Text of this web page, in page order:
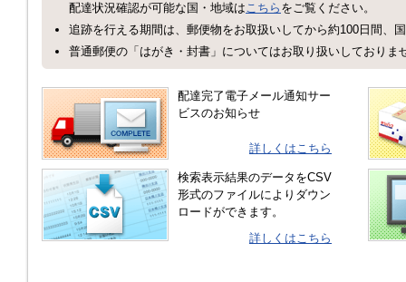
配達状況確認が可能な国・地域はこちら をご覧ください。
追跡を行える期間は、郵便物をお取扱いしてから約100日間、
普通郵便の「はがき・封書」についてはお取り扱いしておりま
配達完了電子メール通知サー
ビスのお知らせ
詳しくはこちら
検索表示結果のデータをCSV
形式のファイルによりダウン
ロードができます。
詳しくはこちら